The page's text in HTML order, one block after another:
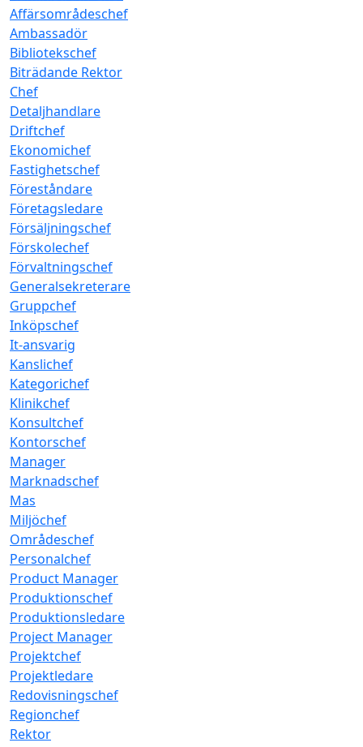
Affärsområdeschef
Ambassadör
Bibliotekschef
Biträdande Rektor
Chef
Detaljhandlare
Driftchef
Ekonomichef
Fastighetschef
Föreståndare
Företagsledare
Försäljningschef
Förskolechef
Förvaltningschef
Generalsekreterare
Gruppchef
Inköpschef
It-ansvarig
Kanslichef
Kategorichef
Klinikchef
Konsultchef
Kontorschef
Manager
Marknadschef
Mas
Miljöchef
Områdeschef
Personalchef
Product Manager
Produktionschef
Produktionsledare
Project Manager
Projektchef
Projektledare
Redovisningschef
Regionchef
Rektor